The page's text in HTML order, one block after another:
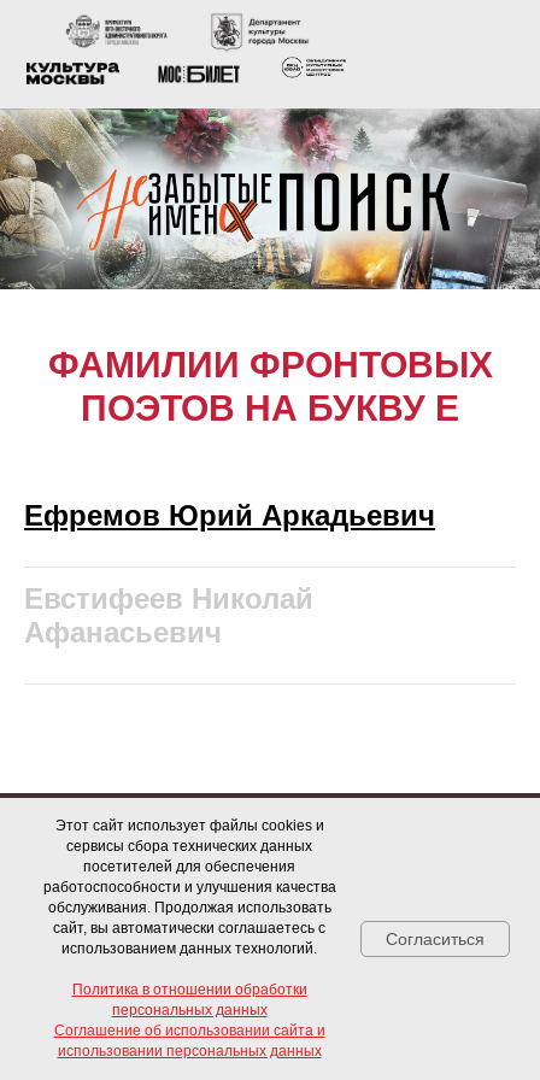
Свяжитесь с нами!
ФАМИЛИИ ФРОНТОВЫХ
ПОЭТОВ НА БУКВУ Е
Ефремов Юрий Аркадьевич
Евстифеев Николай
Афанасьевич
Об ОКЦ Документы
Противодействие коррупции
Этот сайт использует файлы cookies и
сервисы сбора технических данных
посетителей для обеспечения
работоспособности и улучшения качества
обслуживания. Продолжая использовать
сайт, вы автоматически соглашаетесь с
использованием данных технологий.
Политика в отношении обработки
персональных данных
Соглашение об использовании сайта и
использовании персональных данных
Согласиться